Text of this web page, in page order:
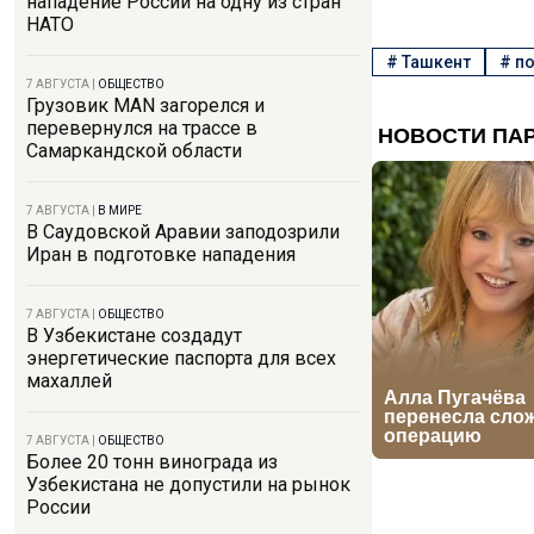
НАТО
7 АВГУСТА ОБЩЕСТВО
Грузовик MAN загорелся и
перевернулся на трассе в
Самаркандской области
7 АВГУСТА В МИРЕ
В Саудовской Аравии заподозрили
Иран в подготовке нападения
7 АВГУСТА ОБЩЕСТВО
В Узбекистане создадут
энергетические паспорта для всех
махаллей
7 АВГУСТА ОБЩЕСТВО
Более 20 тонн винограда из
Узбекистана не допустили на рынок
России
#Ташкент #